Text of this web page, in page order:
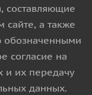
составляющие
а также
согласие на
и их передачу
данных.